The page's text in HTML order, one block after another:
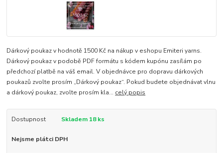
Dárkový poukaz v hodnotě 1500 Kč na nákup v eshopu Emiteri yarns.
Dárkový poukaz v podobě PDF formátu s kódem kupónu zasílám po
předchozí platbě na váš email. V objednávce pro dopravu dárkových
poukazů zvolte prosím „Dárkový poukaz“. Pokud budete objednávat vlnu
a dárkový poukaz, zvolte prosím kla... celý popis
Dostupnost Skladem 18 ks
Nejsme plátci DPH